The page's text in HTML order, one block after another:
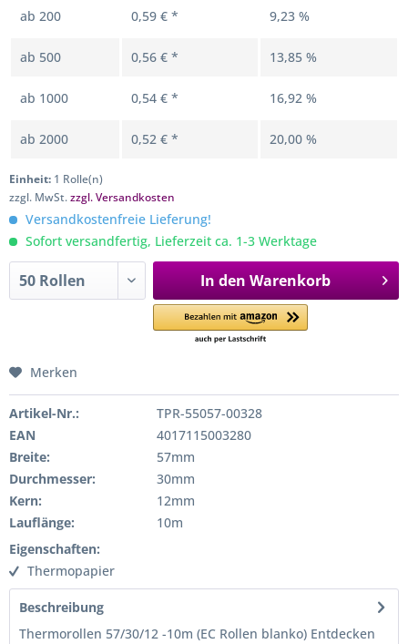
ab 200 0,59 € * 9,23 %
ab 500 0,56 € * 13,85 %
ab 1000 0,54 € * 16,92 %
ab 2000 0,52 € * 20,00 %
Einheit: 1 Rolle(n)
zzgl. MwSt.zzgl. Versandkosten
Versandkostenfreie Lieferung!
Sofort versandfertig, Lieferzeit ca. 1-3 Werktage
In den Warenkorb
Merken
Artikel-Nr.:
TPR-55057-00328
EAN
4017115003280
Breite:
57mm
Durchmesser:
30mm
Kern:
12mm
Lauflänge:
10m
Eigenschaften:
Thermopapier
Beschreibung
Thermorollen 57/30/12 -10m (EC Rollen blanko) Entdecken